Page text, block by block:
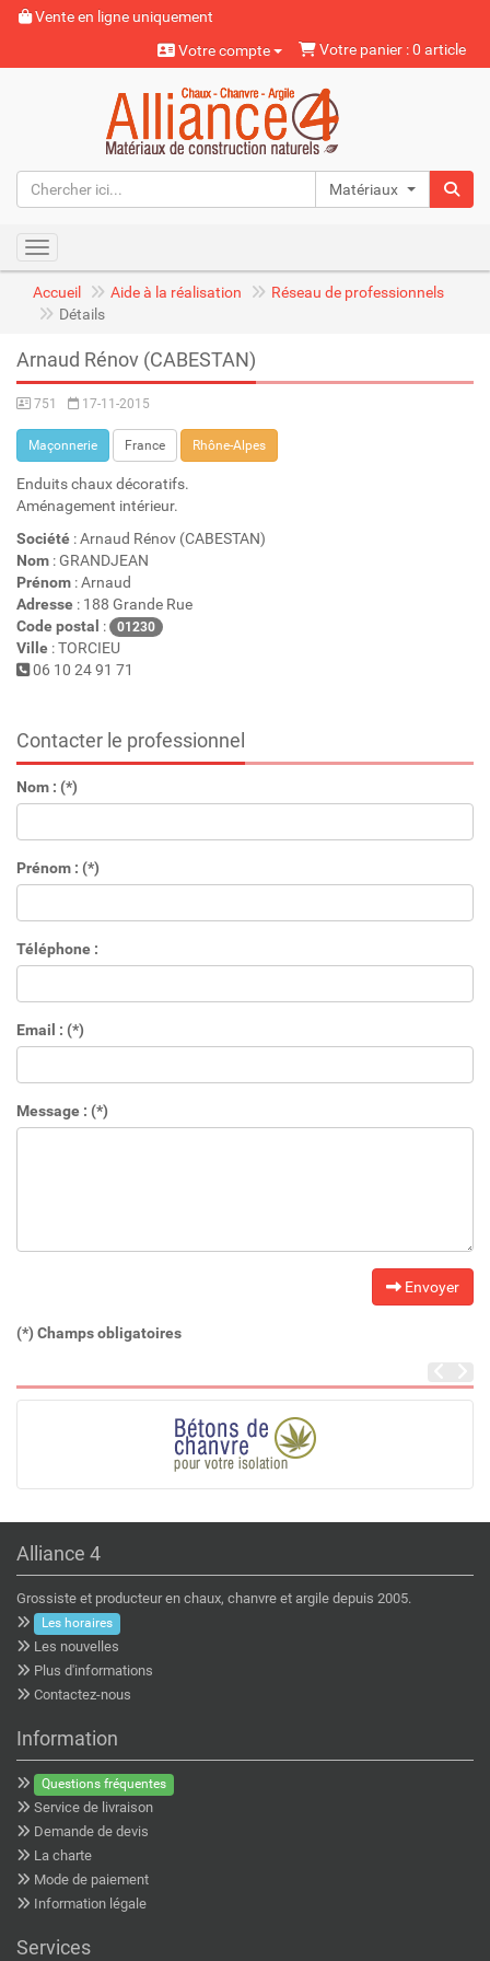
Vente en ligne uniquement
Votre compte
Votre panier : 0 article
Matériaux naturels
Toggle navigation
Accueil Aide à la réalisation
Réseau de professionnels
Détails
Arnaud Rénov (CABESTAN)
751 17-11-2015
Maçonnerie France Rhône-Alpes
Enduits chaux décoratifs.
Aménagement intérieur.
Société : Arnaud Rénov (CABESTAN)
Nom : GRANDJEAN
Prénom : Arnaud
Adresse : 188 Grande Rue
Code postal : 01230
Ville : TORCIEU
06 10 24 91 71
Contacter le professionnel
Nom : (*)
Prénom : (*)
Téléphone :
Email : (*)
Message : (*)
Envoyer
(*) Champs obligatoires
Alliance 4
Grossiste et producteur en chaux, chanvre et argile depuis 2005.
Les horaires
Les nouvelles
Plus d'informations
Contactez-nous
Information
Questions fréquentes
Service de livraison
Demande de devis
La charte
Mode de paiement
Information légale
Services